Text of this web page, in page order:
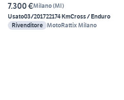
7.300 €Milano(MI)
Usato03/201722174 KmCross / Enduro
Rivenditore MotoRattix Milano